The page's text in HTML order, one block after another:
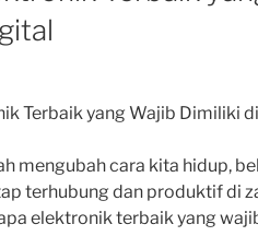
Terbaik yang Wajib Dimiliki
mengubah cara kita hidup,
terhubung dan produktif di
elektronik terbaik yang